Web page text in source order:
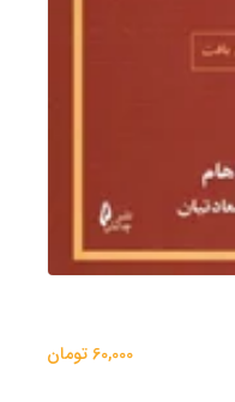
60,000 تومان